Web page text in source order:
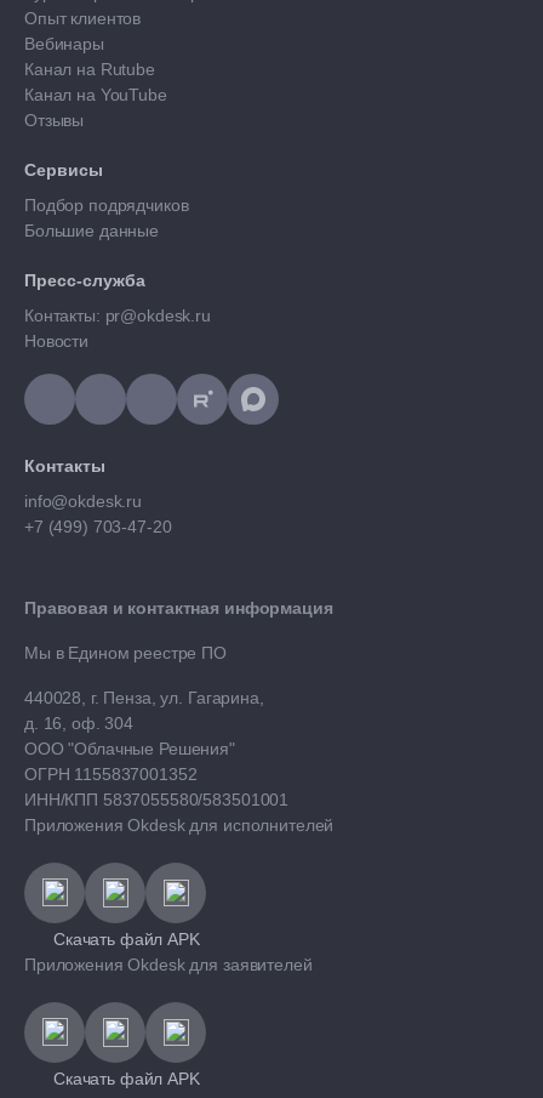
Правовая и контактная информация
Мы в Едином реестре ПО
440028, г. Пенза, ул. Гагарина,
д. 16, оф. 304
ООО "Облачные Решения"
ОГРН 1155837001352
ИНН/КПП 5837055580/583501001
Приложения Okdesk для исполнителей
Скачать файл APK
Приложения Okdesk для заявителей
Скачать файл APK
Опыт клиентов
Вебинары
Канал на Rutube
Канал на YouTube
Отзывы
Сервисы
Подбор подрядчиков
Большие данные
Пресс-служба
Контакты: pr@okdesk.ru
Новости
Контакты
info@okdesk.ru
+7 (499) 703-47-20